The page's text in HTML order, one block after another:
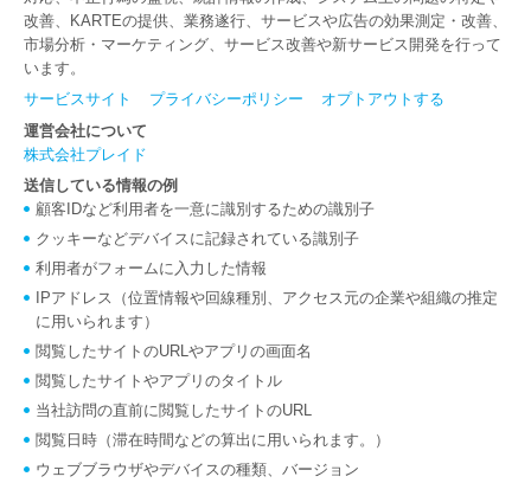
改善、KARTEの提供、業務遂行、サービスや広告の効果測定・改善、
市場分析・マーケティング、サービス改善や新サービス開発を行って
います。
サービスサイト
プライバシーポリシー
オプトアウトする
運営会社について
株式会社プレイド
送信している情報の例
顧客IDなど利用者を一意に識別するための識別子
クッキーなどデバイスに記録されている識別子
利用者がフォームに入力した情報
IPアドレス（位置情報や回線種別、アクセス元の企業や組織の推定
に用いられます）
閲覧したサイトのURLやアプリの画面名
閲覧したサイトやアプリのタイトル
当社訪問の直前に閲覧したサイトのURL
閲覧日時（滞在時間などの算出に用いられます。）
ウェブブラウザやデバイスの種類、バージョン